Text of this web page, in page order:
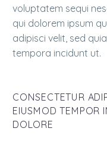
voluptatem sequi
qui dolorem ipsum
adipisci velit, sed
tempora incidunt ut.
CONSECTETUR
EIUSMOD TEMPOR
DOLORE